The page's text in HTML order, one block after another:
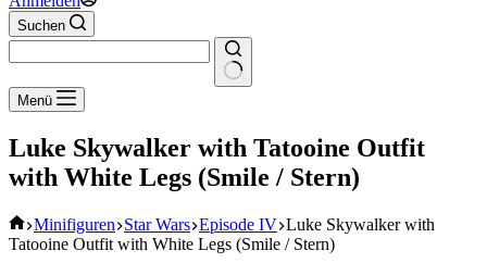
Suchen
Keine
Ergebnisse
Menü
Luke Skywalker with Tatooine Outfit
with White Legs (Smile / Stern)
Start
Minifiguren Star Wars Episode IV Luke Skywalker with
Tatooine Outfit with White Legs (Smile / Stern)